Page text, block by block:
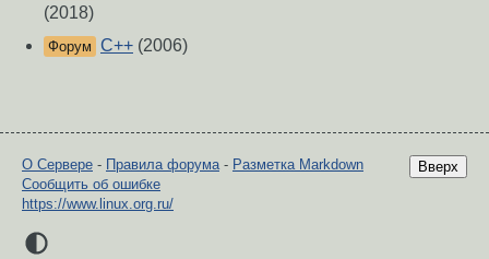
(2018)
Форум С++ (2006)
Вверх
О Сервере - Правила форума- Разметка Markdown
Сообщить об ошибке
https://www.linux.org.ru/